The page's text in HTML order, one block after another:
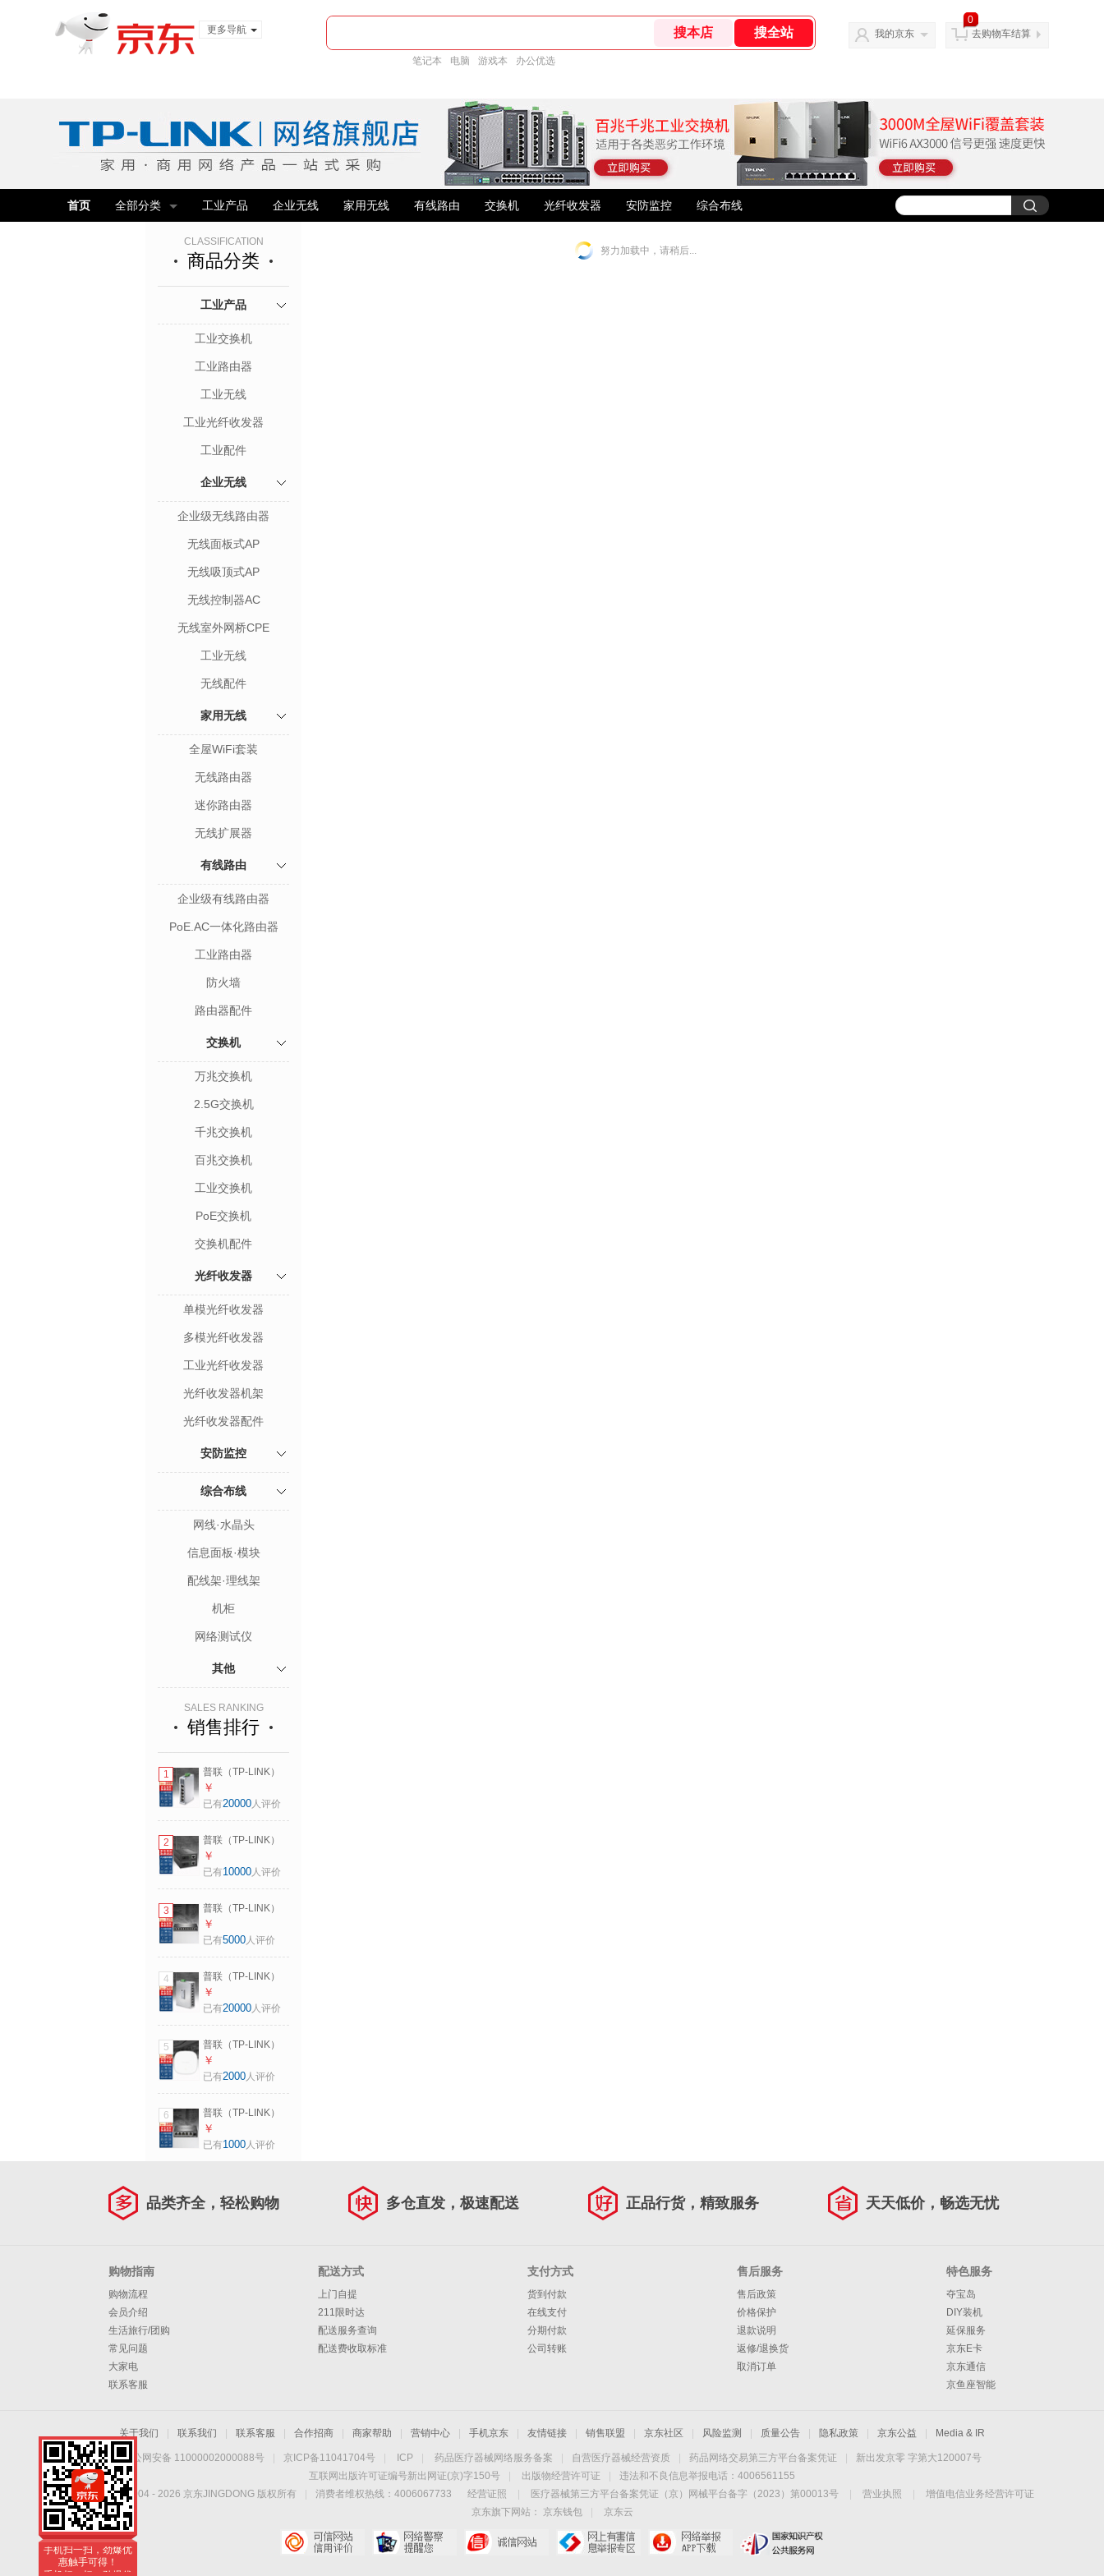
更多导航
笔记本 电脑 游戏本 办公优选
我的京东
0
去购物车结算
首页 全部分类 工业产品 企业无线 家用无线 有线路由 交换机 光纤收发器 安防监控 综合布线
CLASSIFICATION
商品分类
工业产品
工业交换机
工业路由器
工业无线
工业光纤收发器
工业配件
企业无线
企业级无线路由器
无线面板式AP
无线吸顶式AP
无线控制器AC
无线室外网桥CPE
工业无线
无线配件
家用无线
全屋WiFi套装
无线路由器
迷你路由器
无线扩展器
有线路由
企业级有线路由器
PoE.AC一体化路由器
工业路由器
防火墙
路由器配件
交换机
万兆交换机
2.5G交换机
千兆交换机
百兆交换机
工业交换机
PoE交换机
交换机配件
光纤收发器
单模光纤收发器
多模光纤收发器
工业光纤收发器
光纤收发器机架
光纤收发器配件
安防监控
综合布线
网线·水晶头
信息面板·模块
配线架·理线架
机柜
网络测试仪
其他
SALES RANKING
销售排行
1
普联（TP-LINK）
工业级以太网交换
机 工业网络交换器
安装 TL-SF1005工
业级 5口百兆
￥
已有20000人评价
2
普联（TP-LINK）
百兆千兆单模单纤
光纤收发器一光四
换器一对 FC311A-
3+FC311B-3套装
￥
已有10000人评价
3
普联（TP-LINK）
企业级全千兆云管
理交换机交换器网
口镜像汇聚隔离
SG2008D 8口千兆
交换机SG1008D升
级款
￥
已有5000人评价
4
普联（TP-LINK）
工业级以太网交换
机 工业网络交换器
安装 TL-SF1008工
业级 8口百兆
￥
已有20000人评价
5
普联（TP-LINK）
wifi6无线吸顶ap 千
兆5G双频家用企业
XAP1506GC-
PoE/DC易展版
1500M
￥
已有2000人评价
6
普联（TP-LINK）
全千兆云管理PoE
交换机千兆5口/8口
级款 SG2206LPF 5
￥
已有1000人评价
努力加载中，请稍后...
品类齐全，轻松购物 多仓直发，极速配送 正品行货，精致服务 天天低价，畅选无忧
购物指南
购物流程
会员介绍
生活旅行/团购
常见问题
大家电
联系客服
配送方式
上门自提
211限时达
配送服务查询
配送费收取标准
支付方式
货到付款
在线支付
分期付款
公司转账
售后服务
售后政策
价格保护
退款说明
返修/退换货
取消订单
特色服务
夺宝岛
DIY装机
延保服务
京东E卡
京东通信
京鱼座智能
关于我们 联系我们 联系客服 合作招商 商家帮助 营销中心 手机京东 友情链接 销售联盟 京东社区 风险监测 质量公告 隐私政策 京东公益 Media & IR
京公网安备 11000002000088号 京ICP备11041704号 ICP 药品医疗器械网络服务备案 自营医疗器械经营资质 药品网络交易第三方平台备案凭证
新出发京零 字第大120007号
互联网出版许可证编号新出网证(京)字150号
出版物经营许可证
违法和不良信息举报电话：4006561155
Copyright © 2004 - 2026 京东JINGDONG 版权所有 消费者维权热线：4006067733 经营证照 医疗器械第三方平台备案凭证（京）网械平台备字（2023）第00013号 营业执照
增值电信业务经营许可证
京东旗下网站：
京东钱包
京东云
手机扫一扫，劲爆优
惠触手可得！
手机扫一扫，劲爆优
惠触手可得！